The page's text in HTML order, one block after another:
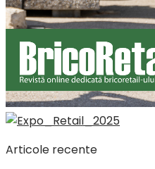
Articole recente